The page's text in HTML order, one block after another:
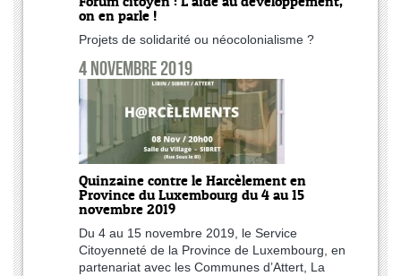
on en parle !
Projets de solidarité ou néocolonialisme ?
4 novembre 2019
Quinzaine contre le Harcèlement en
Province du Luxembourg du 4 au 15
novembre 2019
Du 4 au 15 novembre 2019, le Service
Citoyenneté de la Province de Luxembourg, en
partenariat avec les Communes d’Attert, La